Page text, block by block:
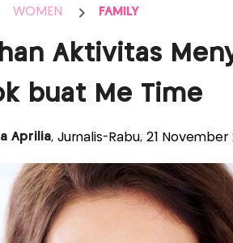
WOMEN FAMILY
Aktivitas
buat Me Time
Aprilia, Jurnalis-Rabu, 21 November